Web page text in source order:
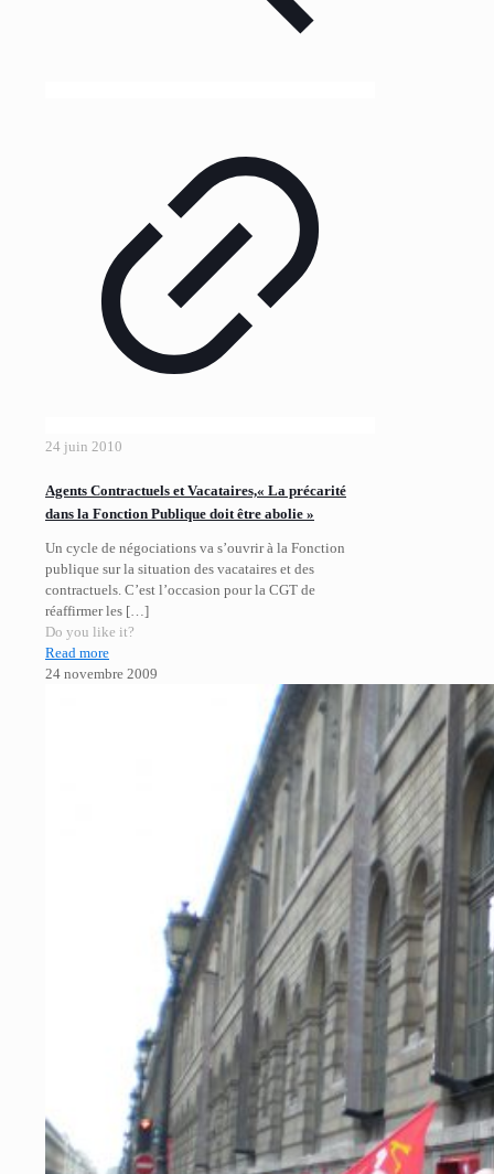
24 juin 2010
Agents Contractuels et Vacataires,« La précarité
dans la Fonction Publique doit être abolie »
Un cycle de négociations va s’ouvrir à la Fonction
publique sur la situation des vacataires et des
contractuels. C’est l’occasion pour la CGT de
réaffirmer les […]
Do you like it?
Read more
24 novembre 2009